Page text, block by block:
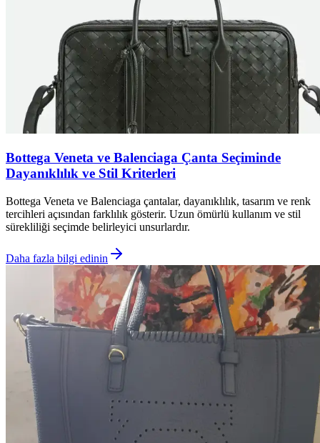
Bottega Veneta ve Balenciaga Çanta Seçiminde
Dayanıklılık ve Stil Kriterleri
Bottega Veneta ve Balenciaga çantalar, dayanıklılık, tasarım ve renk
tercihleri açısından farklılık gösterir. Uzun ömürlü kullanım ve stil
sürekliliği seçimde belirleyici unsurlardır.
Daha fazla bilgi edinin